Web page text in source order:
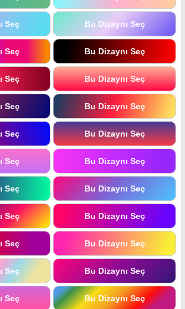
Seç Bu Dizaynı Seç
Seç Bu Dizaynı Seç
Seç Bu Dizaynı Seç
Seç Bu Dizaynı Seç
Seç Bu Dizaynı Seç
Seç Bu Dizaynı Seç
Seç Bu Dizaynı Seç
Seç Bu Dizaynı Seç
Seç Bu Dizaynı Seç
Seç Bu Dizaynı Seç
Seç Bu Dizaynı Seç